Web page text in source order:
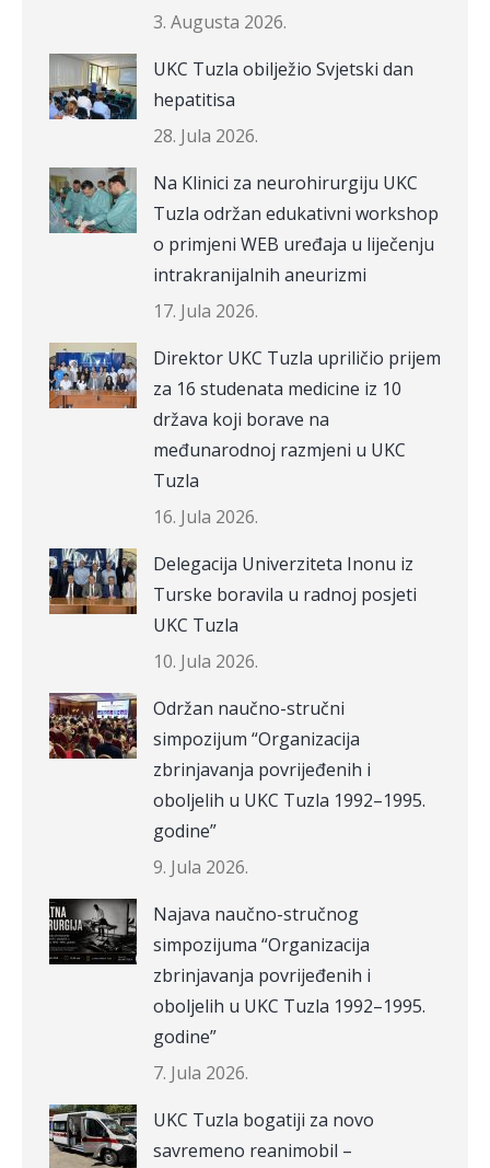
3. Augusta 2026.
UKC Tuzla obilježio Svjetski dan
hepatitisa
28. Jula 2026.
Na Klinici za neurohirurgiju UKC
Tuzla održan edukativni workshop
o primjeni WEB uređaja u liječenju
intrakranijalnih aneurizmi
17. Jula 2026.
Direktor UKC Tuzla upriličio prijem
za 16 studenata medicine iz 10
država koji borave na
međunarodnoj razmjeni u UKC
Tuzla
16. Jula 2026.
Delegacija Univerziteta Inonu iz
Turske boravila u radnoj posjeti
UKC Tuzla
10. Jula 2026.
Održan naučno-stručni
simpozijum “Organizacija
zbrinjavanja povrijeđenih i
oboljelih u UKC Tuzla 1992–1995.
godine”
9. Jula 2026.
Najava naučno-stručnog
simpozijuma “Organizacija
zbrinjavanja povrijeđenih i
oboljelih u UKC Tuzla 1992–1995.
godine”
7. Jula 2026.
UKC Tuzla bogatiji za novo
savremeno reanimobil –